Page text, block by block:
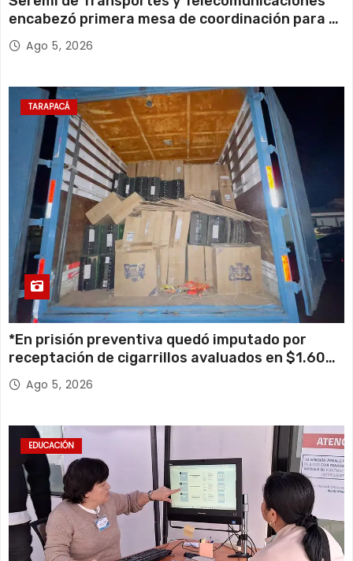
encabezó primera mesa de coordinación para el
retiro de cables en desuso en Iquique
Ago 5, 2026
TARAPACÁ
*En prisión preventiva quedó imputado por
receptación de cigarrillos avaluados en $1.600
millones*
Ago 5, 2026
EDUCACIÓN